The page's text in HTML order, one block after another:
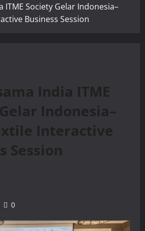
ITME Society Gelar Indonesia–
Business Session
India ITME
Indonesia–
Interactive
Session
0